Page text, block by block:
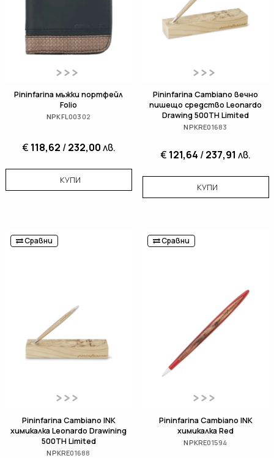
Pininfarina мъжки портфейл
Folio
NPKFL00302
€ 118,62 /232,00лв.
КУПИ
Pininfarina Cambiano вечно
пишещо средство Leonardo
Drawing 500TH Limited
NPKRE01683
€ 121,64 /237,91 лв.
КУПИ
Сравни
Pininfarina Cambiano INK
химикалка Leonardo Drawining
500TH Limited
NPKRE01688
Сравни
Pininfarina Cambiano INK
химикалка Red
NPKRE01594